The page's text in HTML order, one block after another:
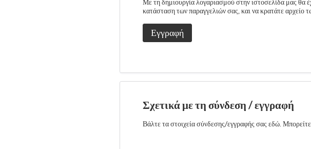
Με τη δημιουργία λογαριασμού στην ιστοσελίδα μας θα
κατάσταση των παραγγελιών σας, και να κρατάτε αρχείο
Εγγραφή
Σχετικά με τη σύνδεση / εγγραφή
Βάλτε τα στοιχεία σύνδεσης/εγγραφής σας εδώ. Μπορείτε